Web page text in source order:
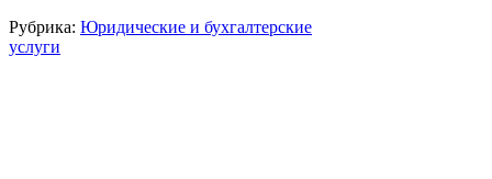
Рубрика: Юридические и бухгалтерские
услуги